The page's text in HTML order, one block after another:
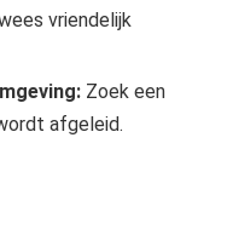
vriendelijk
Zoek een
afgeleid.